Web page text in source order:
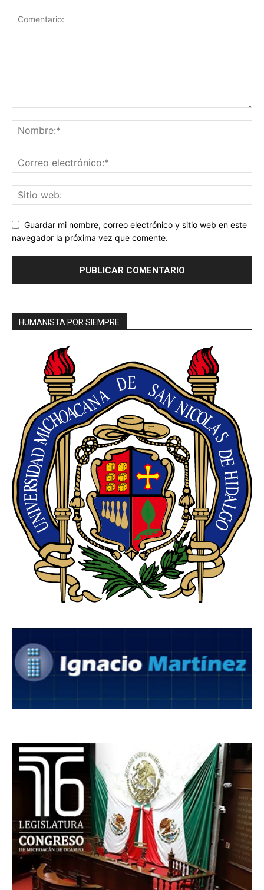
Guardar mi nombre, correo electrónico y sitio web en este
navegador la próxima vez que comente.
HUMANISTA POR SIEMPRE